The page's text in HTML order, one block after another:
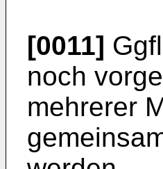
[0011]
noch
mehrerer